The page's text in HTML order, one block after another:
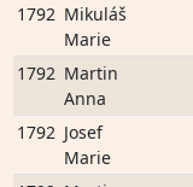
1792 Mikuláš
Marie
1792 Martin
Anna
1792 Josef
Marie